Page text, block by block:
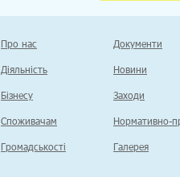
Про нас
Діяльність
Бізнесу
Споживачам
Громадськості
Документи
Новини
Заходи
Нормативно-
Галерея